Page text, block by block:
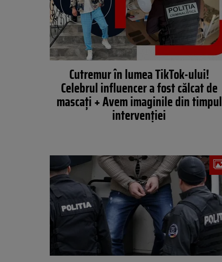
Cutremur în lumea TikTok-ului!
Celebrul influencer a fost călcat de
mascați + Avem imaginile din timpul
intervenției